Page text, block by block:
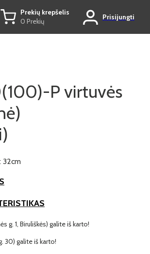
Prekių krepšelis
0 Prekių
Prisijungti
P virtuvės
32cm
g. 1, Biruliškės) galite iš karto!
30) galite iš karto!